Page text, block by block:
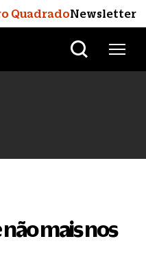
QuadradoNewsletter
mais nos